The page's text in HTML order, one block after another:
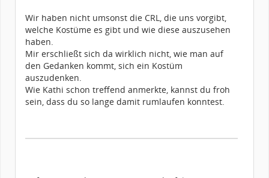
Wir haben nicht umsonst die CRL, die uns vorgibt,
welche Kostüme es gibt und wie diese auszusehen
haben.
Mir erschließt sich da wirklich nicht, wie man auf
den Gedanken kommt, sich ein Kostüm
auszudenken.
Wie Kathi schon treffend anmerkte, kannst du froh
sein, dass du so lange damit rumlaufen konntest.